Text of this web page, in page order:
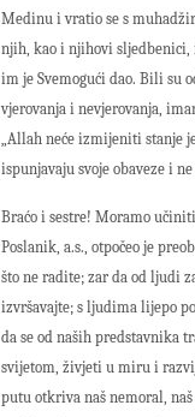
Medinu i vratio se s
njih, kao i njihovi sljedbenici,
im je Svemogući dao. Bili su
vjerovanja i nevjerovanja,
„Allah neće izmijeniti stanje
ispunjavaju svoje obaveze i
Braćo i sestre! Moramo
Poslanik, a.s., otpočeo je
što ne radite; zar da od ljudi
izvršavajte; s ljudima lijepo
da se od naših predstavnika
svijetom, živjeti u miru i
putu otkriva naš nemoral,